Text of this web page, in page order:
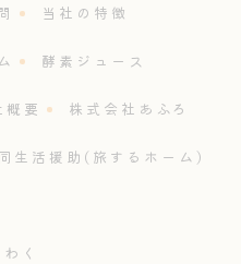
当社の特徴
酵素ジュース
概要 株式会社あふろ
生活援助(旅するホーム)
く